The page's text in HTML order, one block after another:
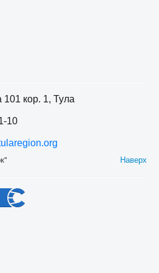
кор. 1, Тула
10
Наверх